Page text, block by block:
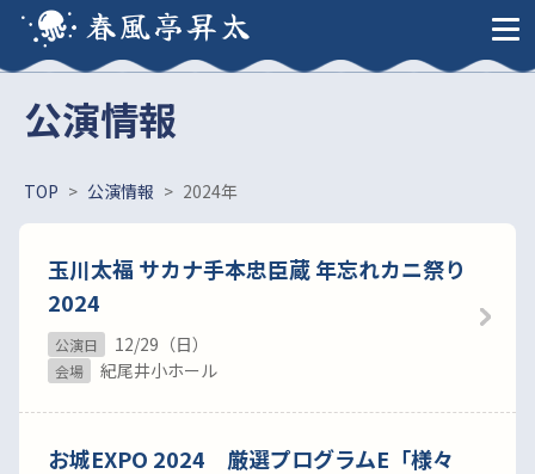
春風亭昇太
公演情報
TOP > 公演情報 > 2024年
玉川太福 サカナ手本忠臣蔵 年忘れカニ祭り
2024
公演日 12/29（日）
会場 紀尾井小ホール
お城EXPO 2024 厳選プログラムE「様々